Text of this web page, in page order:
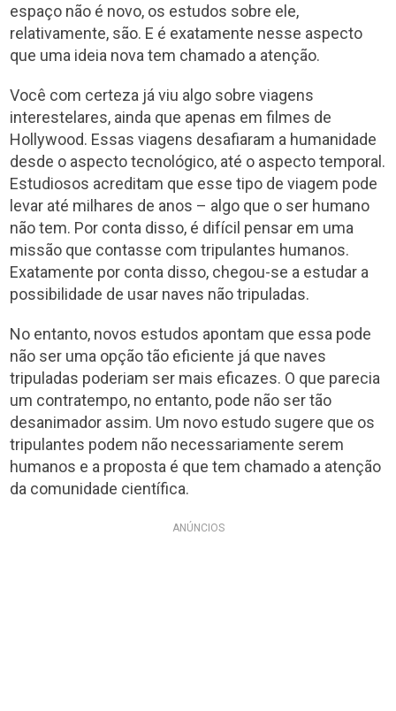
espaço não é novo, os estudos sobre ele,
relativamente, são. E é exatamente nesse aspecto
que uma ideia nova tem chamado a atenção.
Você com certeza já viu algo sobre viagens
interestelares, ainda que apenas em filmes de
Hollywood. Essas viagens desafiaram a humanidade
desde o aspecto tecnológico, até o aspecto temporal.
Estudiosos acreditam que esse tipo de viagem pode
levar até milhares de anos – algo que o ser humano
não tem. Por conta disso, é difícil pensar em uma
missão que contasse com tripulantes humanos.
Exatamente por conta disso, chegou-se a estudar a
possibilidade de usar naves não tripuladas.
No entanto, novos estudos apontam que essa pode
não ser uma opção tão eficiente já que naves
tripuladas poderiam ser mais eficazes. O que parecia
um contratempo, no entanto, pode não ser tão
desanimador assim. Um novo estudo sugere que os
tripulantes podem não necessariamente serem
humanos e a proposta é que tem chamado a atenção
da comunidade científica.
ANÚNCIOS